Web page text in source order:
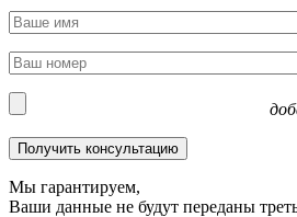
Мы гарантируем,
Ваши данные не будут переданы